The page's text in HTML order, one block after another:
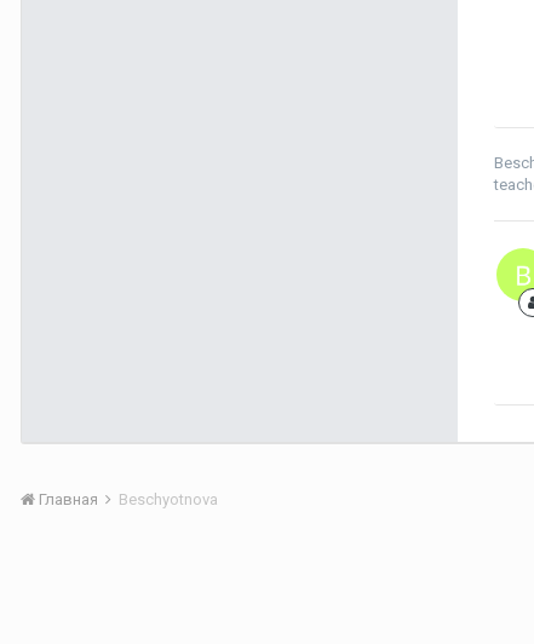
Главная Beschyotnova